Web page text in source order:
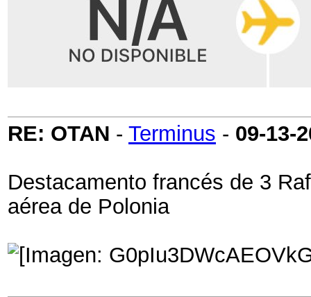
RE: OTAN - Terminus - 09-13-
Destacamento francés de 3
aérea de Polonia